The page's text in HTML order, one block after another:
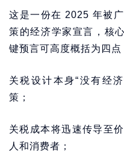
这是一份在 2025 年被
策的经济学家宣言，核
键预言可高度概括为四点
关税设计本身“没有经
策；
关税成本将迅速传导至
人和消费者；